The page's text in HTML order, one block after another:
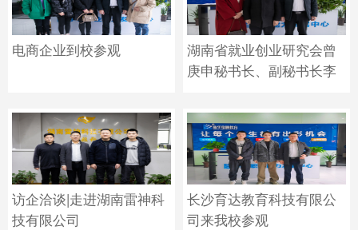
电商企业到校参观
湖南省就业创业研究会曾
庚申秘书长、副秘书长李
访企洽谈|走进湖南雷神科
技有限公司
长沙育达教育科技有限公
司来我校参观